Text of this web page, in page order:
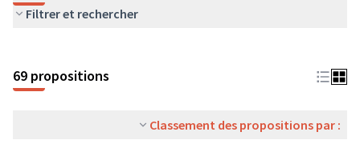
Filtrer et rechercher
69 propositions
Classement des propositions par :